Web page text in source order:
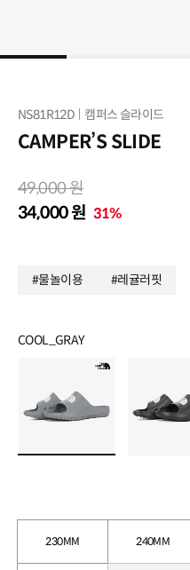
NS81R12D 캠퍼스 슬라이드
CAMPER’S SLIDE
#물놀이용 #레귤러핏
49,000 원
34,000 원 31%
COOL_GRAY
230MM 240MM